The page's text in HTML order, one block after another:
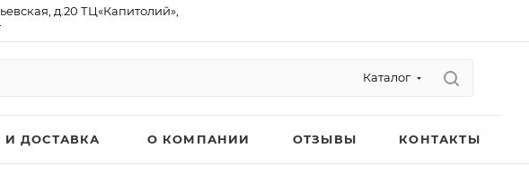
д.20 ТЦ«Капитолий»,
Каталог
И ДОСТАВКА О КОМПАНИИ ОТЗЫВЫ КОНТАКТЫ